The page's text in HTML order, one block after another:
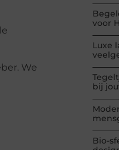
We
voor
Luxe
bij
Bio-